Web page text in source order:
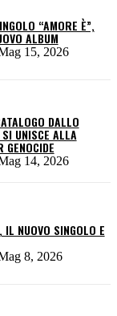
“AMORE È”,
ALBUM
15, 2026
DALLO
UNISCE ALLA
GENOCIDE
14, 2026
NUOVO SINGOLO E
8, 2026